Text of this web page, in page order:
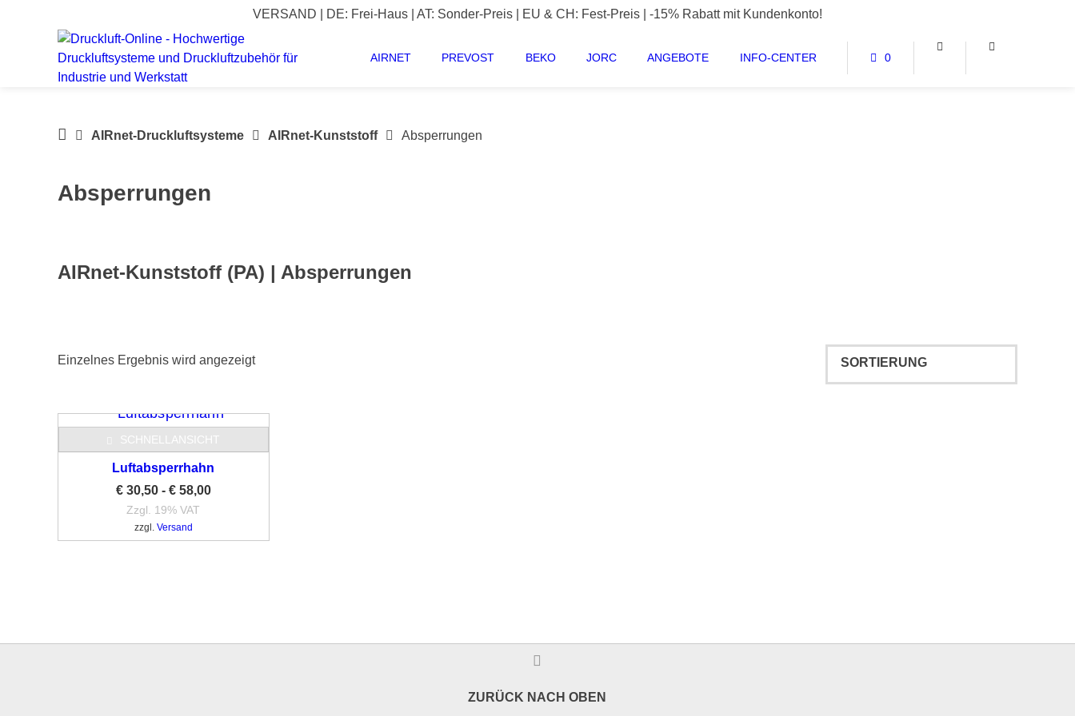
VERSAND | DE: Frei-Haus | AT: Sonder-Preis | EU & CH: Fest-Preis | -15% Rabatt mit Kundenkonto!
AIRNET PREVOST BEKO JORC ANGEBOTE INFO-CENTER 0
DRUCKLUFT-
Druckluftsysteme,
AIRnet-Druckluftsysteme AIRnet-Kunststoff Absperrungen
Absperrungen
AIRnet-Kunststoff (PA) | Absperrungen
Einzelnes Ergebnis wird angezeigt
SCHNELLANSICHT
Luftabsperrhahn
€30,50- €58,00
Zzgl. 19% VAT
zzgl. Versand
ZURÜCK NACH OBEN